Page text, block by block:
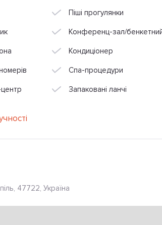
Піші прогулянки
Конференц-зал/
Кондиціонер
Спа-процедури
Запаковані ланчі
47722, Україна